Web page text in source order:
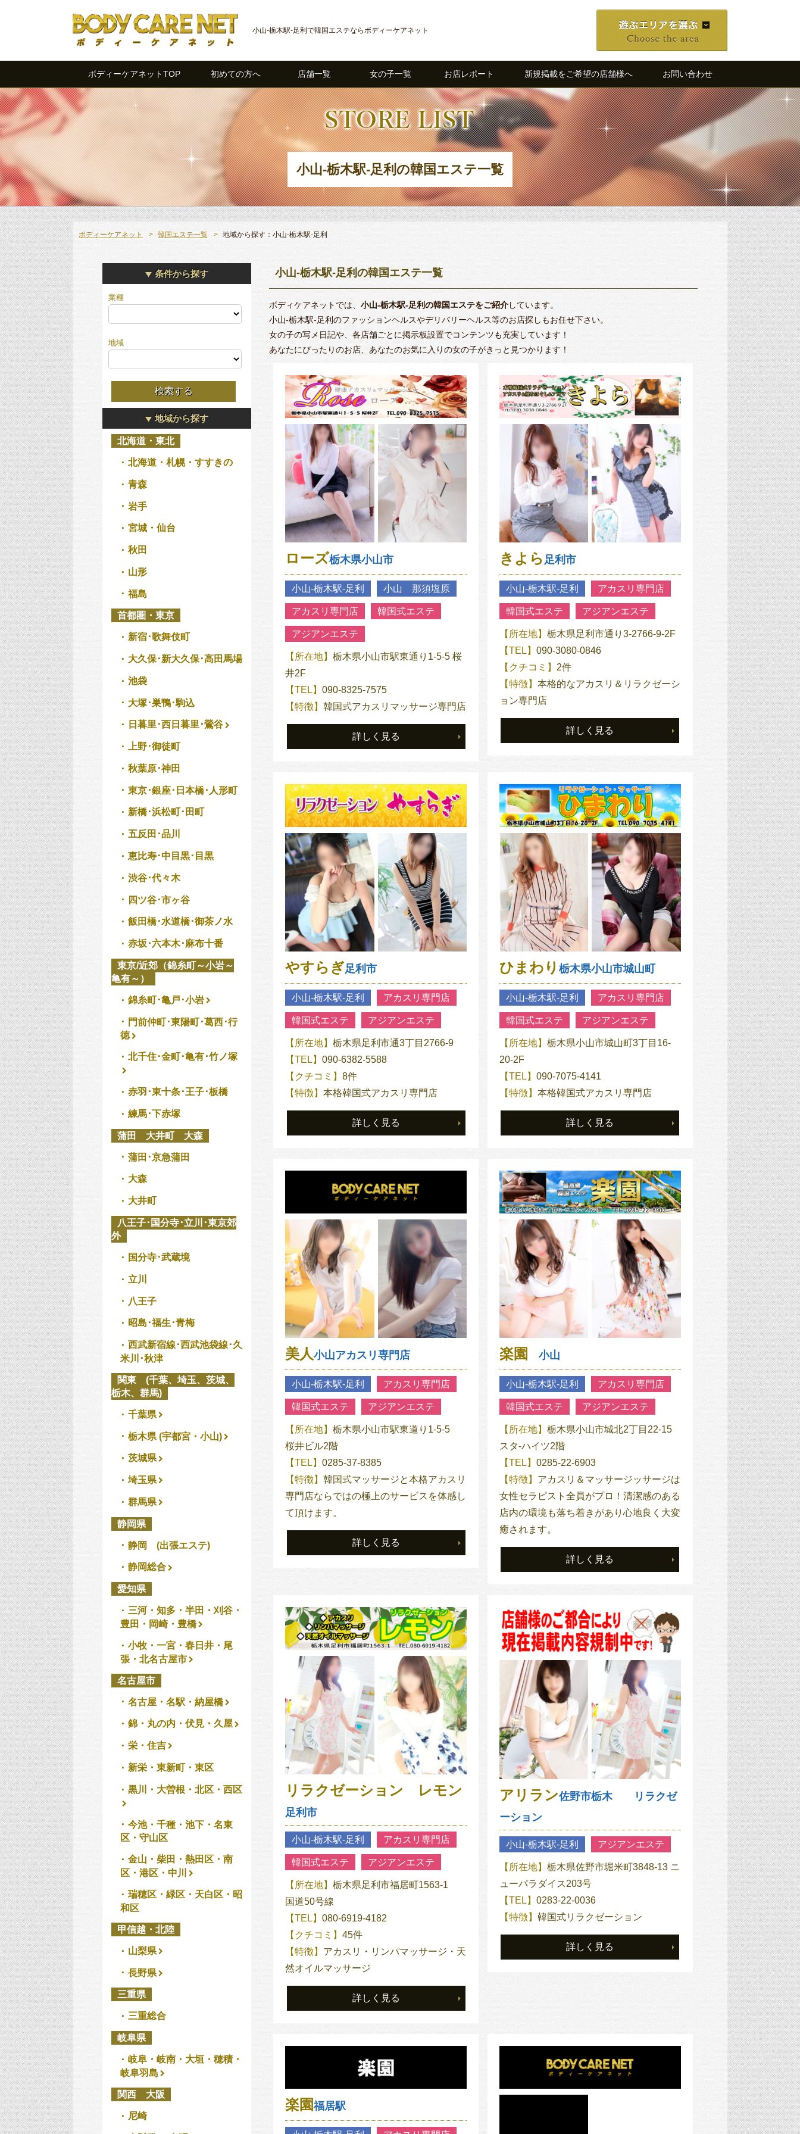
小山‐栃木駅‐足利で韓国エステならボディーケアネット
ボディーケアネットTOP 初めての方へ 店舗一覧 女の子一覧 お店レポート 新規掲載をご希望の店舗様へ お問い合わせ
小山‐栃木駅‐足利の韓国エステ一覧
ボディーケアネット 韓国エステ一覧 地域から探す：小山‐栃木駅‐足利
小山‐栃木駅‐足利の韓国エステ一覧
ボディケアネットでは、 小山‐栃木駅‐足利の韓国エステをご紹介しています。
小山‐栃木駅‐足利のファッションヘルスやデリバリーヘルス等のお店探しもお任せ下さい。
女の子の写メ日記や、各店舗ごとに掲示板設置でコンテンツも充実しています！
あなたにぴったりのお店、あなたのお気に入りの女の子がきっと見つかります！
ローズ栃木県小山市
小山‐栃木駅‐足利 小山 那須塩原
アカスリ専門店 韓国式エステ
アジアンエステ
【所在地】栃木県小山市駅東通り1-5-5 桜
井2F
【TEL】090-8325-7575
【特徴】韓国式アカスリマッサージ専門店
詳しく見る
きよら 足利市
小山‐栃木駅‐足利 アカスリ専門店
韓国式エステ アジアンエステ
【所在地】 栃木県足利市通り3-2766-9-2F
【TEL】 090-3080-0846
【クチコミ】 2件
【特徴】 本格的なアカスリ＆リラクゼーシ
ョン専門店
詳しく見る
やすらぎ足利市
小山‐栃木駅‐足利 アカスリ専門店
韓国式エステ アジアンエステ
【所在地】栃木県足利市通3丁目2766-9
【TEL】090-6382-5588
【クチコミ】8件
【特徴】本格韓国式アカスリ専門店
詳しく見る
ひまわり 栃木県小山市城山町
小山‐栃木駅‐足利 アカスリ専門店
韓国式エステ アジアンエステ
【所在地】 栃木県小山市城山町3丁目16-
20-2F
【TEL】 090-7075-4141
【特徴】 本格韓国式アカスリ専門店
詳しく見る
美人小山アカスリ専門店
小山‐栃木駅‐足利 アカスリ専門店
韓国式エステ アジアンエステ
【所在地】栃木県小山市駅東道り1-5-5
桜井ビル2階
【TEL】0285-37-8385
【特徴】韓国式マッサージと本格アカスリ
専門店ならではの極上のサービスを体感し
て頂けます。
詳しく見る
楽園 小山
小山‐栃木駅‐足利 アカスリ専門店
韓国式エステ アジアンエステ
【所在地】 栃木県小山市城北2丁目22-15
スタ-ハイツ2階
【TEL】 0285-22-6903
【特徴】 アカスリ＆マッサージッサージは
女性セラピスト全員がプロ！清潔感のある
店内の環境も落ち着きがあり心地良く大変
癒されます。
詳しく見る
リラクゼーション レモン
足利市
小山‐栃木駅‐足利 アカスリ専門店
韓国式エステ アジアンエステ
【所在地】栃木県足利市福居町1563-1
国道50号線
【TEL】080-6919-4182
【クチコミ】45件
【特徴】 アカスリ・リンパマッサージ・天
然オイルマッサージ
詳しく見る
アリラン佐野市栃木 リラクゼ
ーション
小山‐栃木駅‐足利 アジアンエステ
【所在地】 栃木県佐野市堀米町3848-13 ニ
ューパラダイス203号
【TEL】 0283-22-0036
【特徴】 韓国式リラクゼーション
詳しく見る
楽園福居駅
条件から探す
業種
地域
地域から探す
北海道・東北
北海道・札幌・すすきの
青森
岩手
宮城・仙台
秋田
山形
福島
首都圏・東京
新宿･歌舞伎町
大久保･新大久保･高田馬場
池袋
大塚･巣鴨･駒込
日暮里･西日暮里･鶯谷
上野･御徒町
秋葉原･神田
東京･銀座･日本橋･人形町
新橋･浜松町･田町
五反田･品川
恵比寿･中目黒･目黒
渋谷･代々木
四ツ谷･市ヶ谷
飯田橋･水道橋･御茶ノ水
赤坂･六本木･麻布十番
東京/近郊（錦糸町～小岩～
亀有～）
錦糸町･亀戸･小岩
門前仲町･東陽町･葛西･行
徳
北千住･金町･亀有･竹ノ塚
赤羽･東十条･王子･板橋
練馬･下赤塚
蒲田 大井町 大森
蒲田･京急蒲田
大森
大井町
八王子･国分寺･立川･東京郊
外
国分寺･武蔵境
立川
八王子
昭島･福生･青梅
西武新宿線･西武池袋線･久
米川･秋津
関東 (千葉、埼玉、茨城、
栃木、群馬)
千葉県
栃木県 (宇都宮・小山)
茨城県
埼玉県
群馬県
静岡県
静岡 (出張エステ)
静岡総合
愛知県
三河・知多・半田・刈谷・
豊田・岡崎・豊橋
小牧・一宮・春日井・尾
張・北名古屋市
名古屋市
名古屋・名駅・納屋橋
錦・丸の内・伏見・久屋
栄・住吉
新栄・東新町・東区
黒川・大曽根・北区・西区
今池・千種・池下・名東
区・守山区
金山・柴田・熱田区・南
区・港区・中川
瑞穂区・緑区・天白区・昭
和区
甲信越・北陸
山梨県
長野県
三重県
三重総合
岐阜県
岐阜・岐南・大垣・穂積・
岐阜羽島
関西 大阪
尼崎